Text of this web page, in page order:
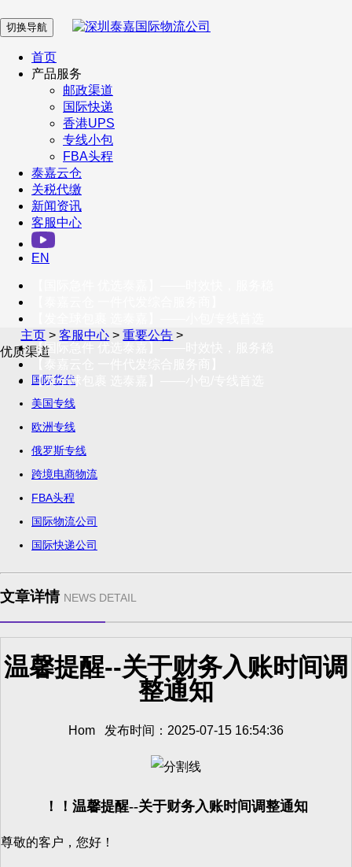
在 线 客 服
企业微信
订阅号
客户服务热线
400-098-5699
联系我们
切换导航
首页
产品服务
邮政渠道
国际快递
香港UPS
专线小包
FBA头程
泰嘉云仓
关税代缴
新闻资讯
客服中心
EN
【国际急件 优选泰嘉】——时效快，服务稳
【发全球包裹 选泰嘉】——小包/专线首选
主页 >客服中心 >重要公告 >
优质渠道
国际货代
美国专线
欧洲专线
俄罗斯专线
跨境电商物流
FBA头程
国际物流公司
国际快递公司
文章详情 NEWS DETAIL
温馨提醒--关于财务入账时间调
整通知
Hom 发布时间：2025-07-15 16:54:36
！！温馨提醒--关于财务入账时间调整通知
尊敬的客户，您好！